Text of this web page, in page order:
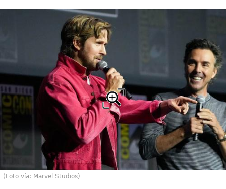
(Foto vía: Marvel Studios)